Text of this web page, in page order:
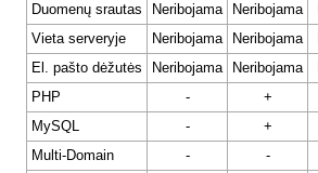
Duomenų srautas
Neribojama Neribojama
Vieta serveryje
Neribojama Neribojama
El. pašto dėžutės
Neribojama Neribojama
PHP
- +
MySQL
- +
Multi-Domain
- -